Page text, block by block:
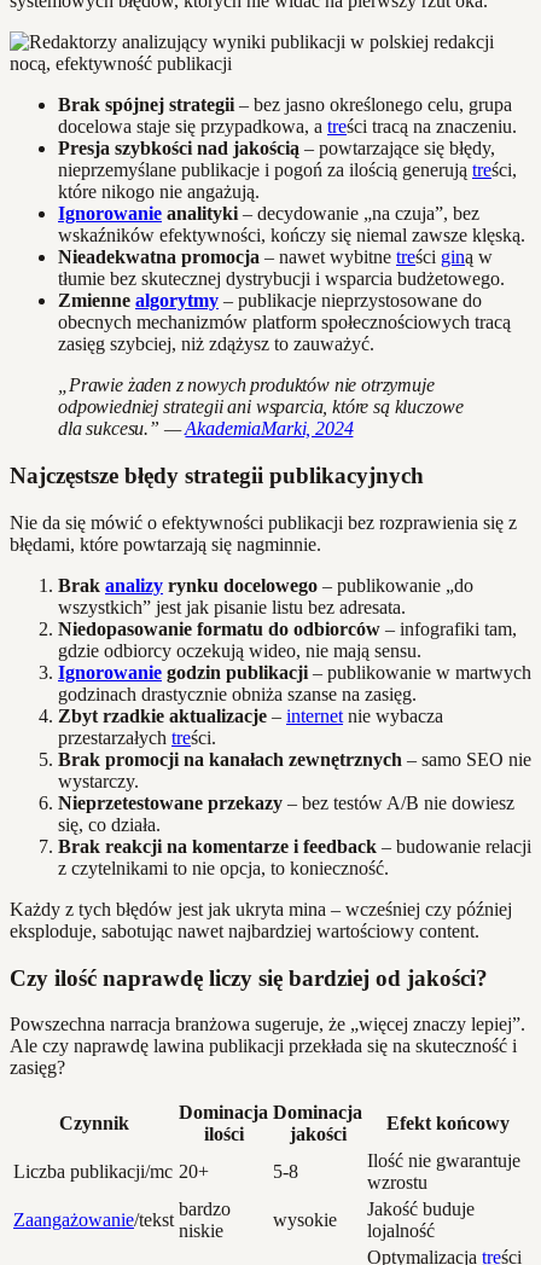
Brak spójnej strategii – bez jasno określonego celu, grupa
docelowa staje się przypadkowa, a treści tracą na znaczeniu.
Presja szybkości nad jakością – powtarzające się błędy,
nieprzemyślane publikacje i pogoń za ilością generują treści,
które nikogo nie angażują.
Ignorowanie analityki – decydowanie „na czuja”, bez
wskaźników efektywności, kończy się niemal zawsze klęską.
Nieadekwatna promocja – nawet wybitne treści giną w
tłumie bez skutecznej dystrybucji i wsparcia budżetowego.
Zmienne algorytmy – publikacje nieprzystosowane do
obecnych mechanizmów platform społecznościowych tracą
zasięg szybciej, niż zdążysz to zauważyć.
„Prawie żaden z nowych produktów nie otrzymuje
odpowiedniej strategii ani wsparcia, które są kluczowe
dla sukcesu.” —AkademiaMarki, 2024
Najczęstsze błędy strategii publikacyjnych
Nie da się mówić o efektywności publikacji bez rozprawienia się z
błędami, które powtarzają się nagminnie.
Brak analizy rynku docelowego – publikowanie „do
wszystkich” jest jak pisanie listu bez adresata.
Niedopasowanie formatu do odbiorców – infografiki tam,
gdzie odbiorcy oczekują wideo, nie mają sensu.
Ignorowanie godzin publikacji – publikowanie w martwych
godzinach drastycznie obniża szanse na zasięg.
Zbyt rzadkie aktualizacje – internet nie wybacza
przestarzałych treści.
Brak promocji na kanałach zewnętrznych – samo SEO nie
wystarczy.
Nieprzetestowane przekazy – bez testów A/B nie dowiesz
się, co działa.
Brak reakcji na komentarze i feedback – budowanie relacji
z czytelnikami to nie opcja, to konieczność.
Każdy z tych błędów jest jak ukryta mina – wcześniej czy później
eksploduje, sabotując nawet najbardziej wartościowy content.
Czy ilość naprawdę liczy się bardziej od jakości?
Powszechna narracja branżowa sugeruje, że „więcej znaczy lepiej”.
Ale czy naprawdę lawina publikacji przekłada się na skuteczność i
zasięg?
Czynnik
Dominacja
ilości
Dominacja
jakości
Efekt końcowy
Liczba publikacji/mc 20+ 5-8
Ilość nie gwarantuje
wzrostu
Zaangażowanie/tekst
bardzo
niskie
wysokie
Jakość buduje
lojalność
Optymalizacja treści